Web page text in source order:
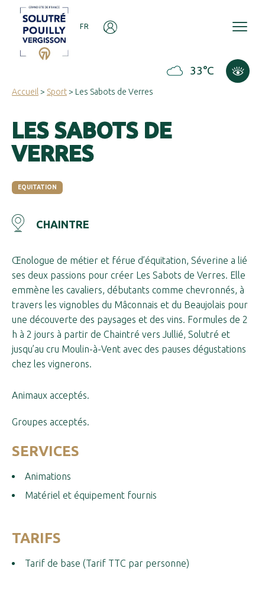
FR
33°C
Accueil > Sport> Les Sabots de Verres
LES SABOTS DE
VERRES
EQUITATION
CHAINTRE
Œnologue de métier et férue d’équitation, Séverine a lié
ses deux passions pour créer Les Sabots de Verres. Elle
emmène les cavaliers, débutants comme chevronnés, à
travers les vignobles du Mâconnais et du Beaujolais pour
une découverte des paysages et des vins. Formules de 2
h à 2 jours à partir de Chaintré vers Jullié, Solutré et
jusqu’au cru Moulin-à-Vent avec des pauses dégustations
chez les vignerons.
Animaux acceptés.
Groupes acceptés.
SERVICES
Animations
Matériel et équipement fournis
TARIFS
Tarif de base (Tarif TTC par personne)
Panneau de gestion des cookies